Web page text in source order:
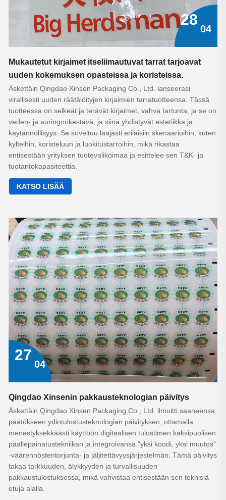
28
04
Mukautetut kirjaimet itseliimautuvat tarrat tarjoavat
uuden kokemuksen opasteissa ja koristeissa.
Äskettäin Qingdao Xinsen Packaging Co., Ltd. lanseerasi
virallisesti uuden räätälöityjen kirjaimien tarratuotteensa. Tässä
tuotteessa on selkeät ja terävät kirjaimet, vahva tartunta, ja se on
veden- ja auringonkestävä, ja siinä yhdistyvät estetiikka ja
käytännöllisyys. Se soveltuu laajasti erilaisiin skenaarioihin, kuten
kylteihin, koristeluun ja luokitustarroihin, mikä rikastaa
entisestään yrityksen tuotevalikoimaa ja esittelee sen T&K- ja
tuotantokapasiteettia.
KATSO LISÄÄ
27
04
Qingdao Xinsenin pakkausteknologian päivitys
Äskettäin Qingdao Xinsen Packaging Co., Ltd. ilmoitti saaneensa
päätökseen ydintulostusteknologian päivityksen, ottamalla
menestyksekkäästi käyttöön digitaalisen tulostimen kaksipuolisen
päällepainatustekniikan ja integroivansa "yksi koodi, yksi muutos"
-väärennöstentorjunta- ja jäljitettävyysjärjestelmän. Tämä päivitys
takaa tarkkuuden, älykkyyden ja turvallisuuden
pakkaustulostuksessa, mikä vahvistaa entisestään sen teknisiä
etuja alalla.